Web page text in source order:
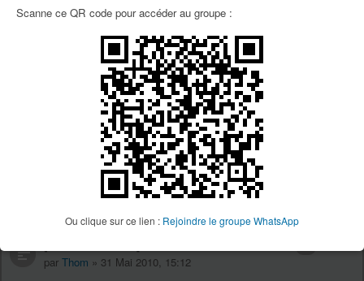
Scanne ce QR code pour accéder au groupe :
Ou clique sur ce lien : Rejoindre le groupe WhatsApp
Licence Ufolep 2010 / 2011 - courses et randos
[7 & 8 mai 2011] Voulvoul dh d'anduze 3 eme
Numenor» 10 Mai 2011, 17:06
[14-15 Mai 2011] 4X Combes
cousinhube34» 19 Avr 2011, 07:24
[20 au 22 Mai ] Coupe France DH à Brassac
par Thom » 31 Mai 2010, 15:12